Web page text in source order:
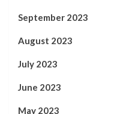
September 2023
August 2023
July 2023
June 2023
May 2023